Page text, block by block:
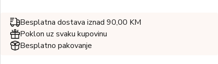
Besplatna dostava iznad 90,00 KM
Poklon uz svaku kupovinu
Besplatno pakovanje